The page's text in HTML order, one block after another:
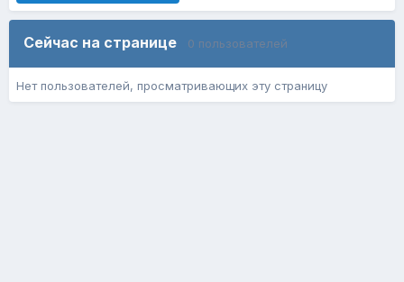
Сейчас на странице 0 пользователей
Нет пользователей, просматривающих эту страницу